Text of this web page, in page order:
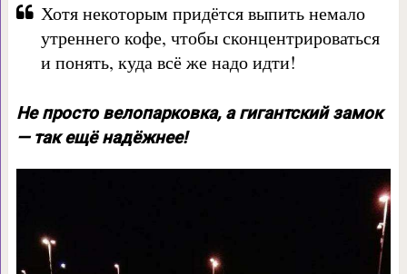
Хотя некоторым придётся выпить немало
утреннего кофе, чтобы сконцентрироваться
и понять, куда всё же надо идти!
Не просто велопарковка, а гигантский замок
— так ещё надёжнее!